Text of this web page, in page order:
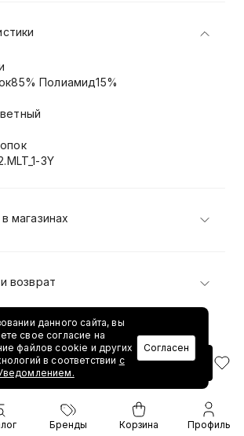
в корзину
Полиамид15%
3Y
магазинах
возврат
данного сайта, вы
свое согласие на
файлов cookie и других
в соответствии с
Согласен
Бренды Корзина Профиль